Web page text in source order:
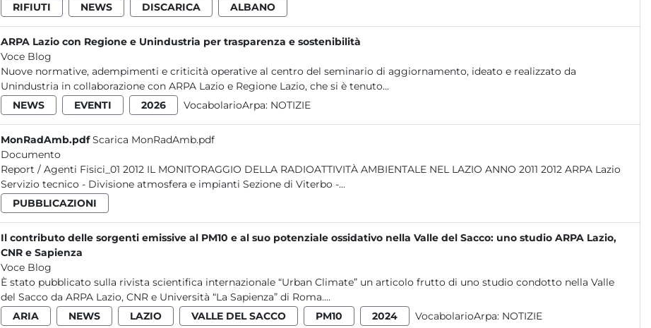
RIFIUTI
NEWS DISCARICA ALBANO
ARPA Lazio con Regione e Unindustria per trasparenza e sostenibilità
Voce Blog
Nuove normative, adempimenti e criticità operative al centro del seminario di aggiornamento, ideato e realizzato da
Unindustria in collaborazione con ARPA Lazio e Regione Lazio, che si è tenuto...
NEWS
EVENTI 2026 VocabolarioArpa: NOTIZIE
MonRadAmb.pdf Scarica MonRadAmb.pdf
Documento
Report / Agenti Fisici_01 2012 IL MONITORAGGIO DELLA RADIOATTIVITÀ AMBIENTALE NEL LAZIO ANNO 2011 2012 ARPA Lazio
Servizio tecnico - Divisione atmosfera e impianti Sezione di Viterbo -...
PUBBLICAZIONI
Il contributo delle sorgenti emissive al PM10 e al suo potenziale ossidativo nella Valle del Sacco: uno studio ARPA Lazio,
CNR e Sapienza
Voce Blog
È stato pubblicato sulla rivista scientifica internazionale “Urban Climate” un articolo frutto di uno studio condotto nella Valle
del Sacco da ARPA Lazio, CNR e Università “La Sapienza” di Roma....
ARIA
NEWS LAZIO VALLE DEL SACCO PM10 2024 VocabolarioArpa: NOTIZIE